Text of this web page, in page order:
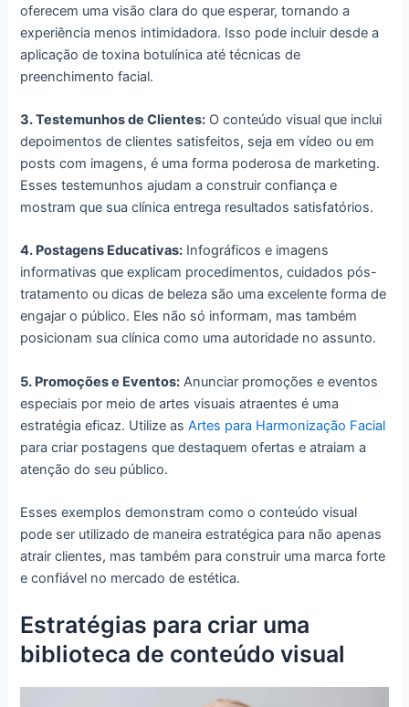
oferecem uma visão clara do que esperar, tornando a
experiência menos intimidadora. Isso pode incluir desde a
aplicação de toxina botulínica até técnicas de
preenchimento facial.
3. Testemunhos de Clientes: O conteúdo visual que inclui
depoimentos de clientes satisfeitos, seja em vídeo ou em
posts com imagens, é uma forma poderosa de marketing.
Esses testemunhos ajudam a construir confiança e
mostram que sua clínica entrega resultados satisfatórios.
4. Postagens Educativas: Infográficos e imagens
informativas que explicam procedimentos, cuidados pós-
tratamento ou dicas de beleza são uma excelente forma de
engajar o público. Eles não só informam, mas também
posicionam sua clínica como uma autoridade no assunto.
5. Promoções e Eventos: Anunciar promoções e eventos
especiais por meio de artes visuais atraentes é uma
estratégia eficaz. Utilize asArtes para Harmonização Facial
para criar postagens que destaquem ofertas e atraiam a
atenção do seu público.
Esses exemplos demonstram como o conteúdo visual
pode ser utilizado de maneira estratégica para não apenas
atrair clientes, mas também para construir uma marca forte
e confiável no mercado de estética.
Estratégias para criar uma
biblioteca de conteúdo visual